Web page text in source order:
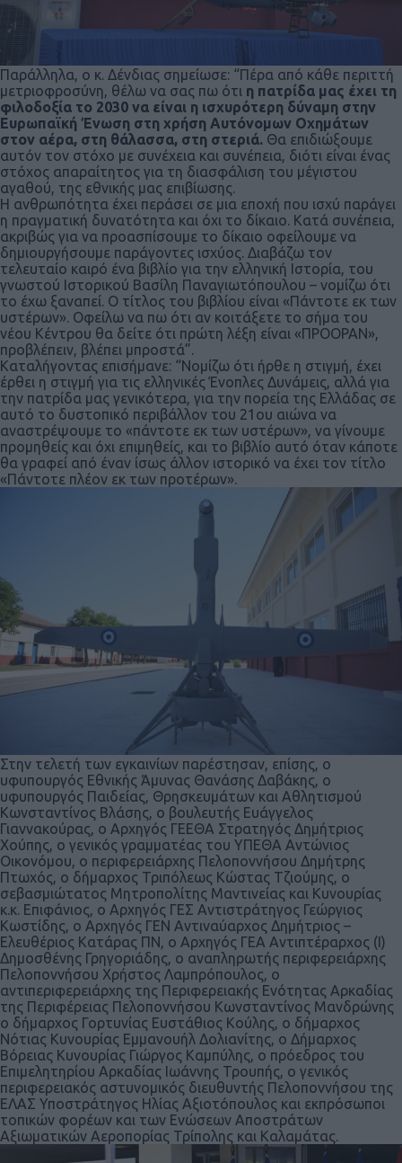
Παράλληλα, ο κ. Δένδιας σημείωσε: “Πέρα από κάθε περιττή
μετριοφροσύνη, θέλω να σας πω ότι η πατρίδα μας έχει τη
φιλοδοξία το 2030 να είναι η ισχυρότερη δύναμη στην
Ευρωπαϊκή Ένωση στη χρήση Αυτόνομων Οχημάτων
στον αέρα, στη θάλασσα, στη στεριά. Θα επιδιώξουμε
αυτόν τον στόχο με συνέχεια και συνέπεια, διότι είναι ένας
στόχος απαραίτητος για τη διασφάλιση του μέγιστου
αγαθού, της εθνικής μας επιβίωσης.
Η ανθρωπότητα έχει περάσει σε μια εποχή που ισχύ παράγει
η πραγματική δυνατότητα και όχι το δίκαιο. Κατά συνέπεια,
ακριβώς για να προασπίσουμε το δίκαιο οφείλουμε να
δημιουργήσουμε παράγοντες ισχύος. Διαβάζω τον
τελευταίο καιρό ένα βιβλίο για την ελληνική Ιστορία, του
γνωστού Ιστορικού Βασίλη Παναγιωτόπουλου – νομίζω ότι
το έχω ξαναπεί. Ο τίτλος του βιβλίου είναι «Πάντοτε εκ των
υστέρων». Οφείλω να πω ότι αν κοιτάξετε το σήμα του
νέου Κέντρου θα δείτε ότι πρώτη λέξη είναι «ΠΡΟΟΡΑΝ»,
προβλέπειν, βλέπει μπροστά”.
Καταλήγοντας επισήμανε: “Νομίζω ότι ήρθε η στιγμή, έχει
έρθει η στιγμή για τις ελληνικές Ένοπλες Δυνάμεις, αλλά για
την πατρίδα μας γενικότερα, για την πορεία της Ελλάδας σε
αυτό το δυστοπικό περιβάλλον του 21ου αιώνα να
αναστρέψουμε το «πάντοτε εκ των υστέρων», να γίνουμε
προμηθείς και όχι επιμηθείς, και το βιβλίο αυτό όταν κάποτε
θα γραφεί από έναν ίσως άλλον ιστορικό να έχει τον τίτλο
«Πάντοτε πλέον εκ των προτέρων».
Στην τελετή των εγκαινίων παρέστησαν, επίσης, ο
υφυπουργός Εθνικής Άμυνας Θανάσης Δαβάκης, ο
υφυπουργός Παιδείας, Θρησκευμάτων και Αθλητισμού
Κωνσταντίνος Βλάσης, ο βουλευτής Ευάγγελος
Γιαννακούρας, ο Αρχηγός ΓΕΕΘΑ Στρατηγός Δημήτριος
Χούπης, ο γενικός γραμματέας του ΥΠΕΘΑ Αντώνιος
Οικονόμου, ο περιφερειάρχης Πελοποννήσου Δημήτρης
Πτωχός, ο δήμαρχος Τριπόλεως Κώστας Τζιούμης, ο
σεβασμιώτατος Μητροπολίτης Μαντινείας και Κυνουρίας
κ.κ. Επιφάνιος, ο Αρχηγός ΓΕΣ Αντιστράτηγος Γεώργιος
Κωστίδης, ο Αρχηγός ΓΕΝ Αντιναύαρχος Δημήτριος –
Ελευθέριος Κατάρας ΠΝ, ο Αρχηγός ΓΕΑ Αντιπτέραρχος (Ι)
Δημοσθένης Γρηγοριάδης, ο αναπληρωτής περιφερειάρχης
Πελοποννήσου Χρήστος Λαμπρόπουλος, ο
αντιπεριφερειάρχης της Περιφερειακής Ενότητας Αρκαδίας
της Περιφέρειας Πελοποννήσου Κωνσταντίνος Μανδρώνης
ο δήμαρχος Γορτυνίας Ευστάθιος Κούλης, ο δήμαρχος
Νότιας Κυνουρίας Εμμανουήλ Δολιανίτης, ο Δήμαρχος
Βόρειας Κυνουρίας Γιώργος Καμπύλης, ο πρόεδρος του
Επιμελητηρίου Αρκαδίας Ιωάννης Τρουπής, ο γενικός
περιφερειακός αστυνομικός διευθυντής Πελοποννήσου της
ΕΛΑΣ Υποστράτηγος Ηλίας Αξιοτόπουλος και εκπρόσωποι
τοπικών φορέων και των Ενώσεων Αποστράτων
Αξιωματικών Αεροπορίας Τρίπολης και Καλαμάτας.